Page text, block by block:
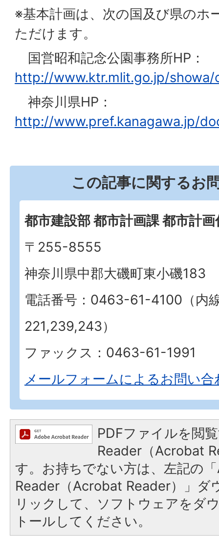
※基本計画は、次の国及び県のホ
ただけます。
国営昭和記念公園事務所HP：
http://www.ktr.mlit.go.jp/showa/
神奈川県HP ：
http://www.pref.kanagawa.jp/
この記事に関するお
都市建設部 都市計画課 都市計画
〒255-8555
神奈川県中郡大磯町東小磯183
電話番号：0463-61-4100（内
221,239,243）
ファックス：0463-61-1991
メールフォームによるお問い合
PDFファイルを閲
Reader（Acrobat
す。お持ちでない方は、左記の
Reader（Acrobat Reader）」ダ
リックして、ソフトウェアをダ
トールしてください。